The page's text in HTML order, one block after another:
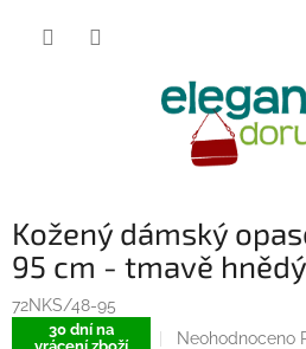
Kožený dámský
95 cm - tmavě hnědý
72NKS/48-95
30 dní na
Průměrné
Neohodnoceno